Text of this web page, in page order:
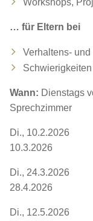
… für Eltern bei
Verhaltens-
Wann: Dienstags
Sprechzimmer
Di.,
10.3.2026
Di.,
28.4.2026
Di.,